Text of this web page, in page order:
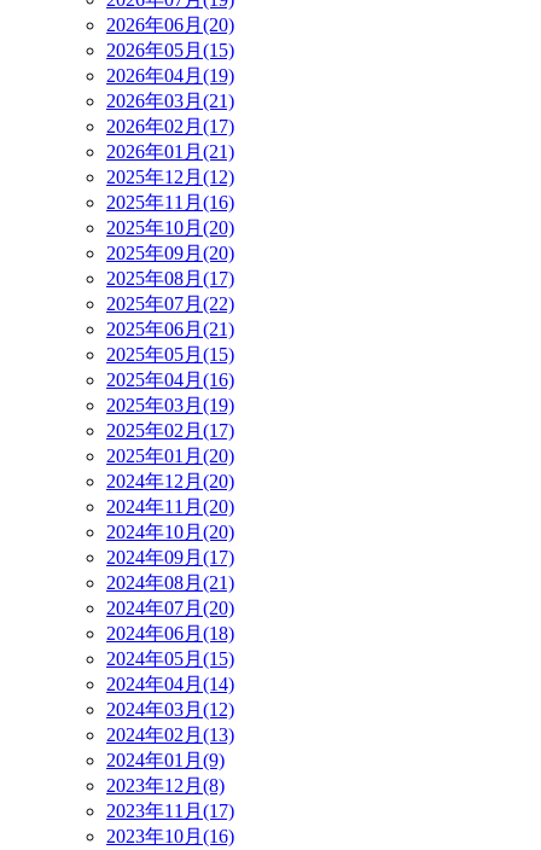
2026年06月(20)
2026年05月(15)
2026年04月(19)
2026年03月(21)
2026年02月(17)
2026年01月(21)
2025年12月(12)
2025年11月(16)
2025年10月(20)
2025年09月(20)
2025年08月(17)
2025年07月(22)
2025年06月(21)
2025年05月(15)
2025年04月(16)
2025年03月(19)
2025年02月(17)
2025年01月(20)
2024年12月(20)
2024年11月(20)
2024年10月(20)
2024年09月(17)
2024年08月(21)
2024年07月(20)
2024年06月(18)
2024年05月(15)
2024年04月(14)
2024年03月(12)
2024年02月(13)
2024年01月(9)
2023年12月(8)
2023年11月(17)
2023年10月(16)